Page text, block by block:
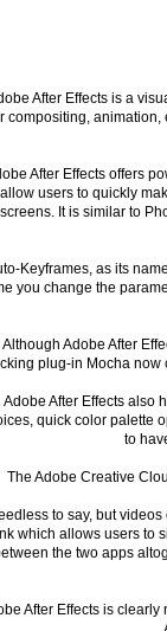
After Effects is a
compositing, animation,
After Effects offers
allow users to quickly
screens. It is similar to
Keyframes, as its
you change the
Although Adobe After
plug-in Mocha now
Adobe After Effects also
quick color palette
to
The Adobe Creative
to say, but
which allows users to
the two apps
After Effects is